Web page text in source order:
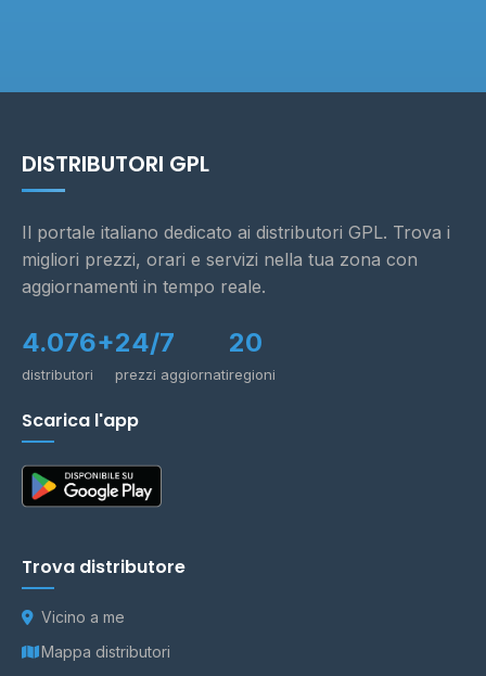
DISTRIBUTORI GPL
Il portale italiano dedicato ai distributori GPL. Trova i
migliori prezzi, orari e servizi nella tua zona con
aggiornamenti in tempo reale.
4.076+
distributori
24/7
prezzi aggiornati
20
regioni
Scarica l'app
Trova distributore
Vicino a me
Mappa distributori